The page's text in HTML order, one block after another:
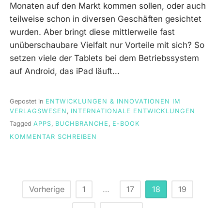
Monaten auf den Markt kommen sollen, oder auch
teilweise schon in diversen Geschäften gesichtet
wurden. Aber bringt diese mittlerweile fast
unüberschaubare Vielfalt nur Vorteile mit sich? So
setzen viele der Tablets bei dem Betriebssystem
auf Android, das iPad läuft…
Gepostet in ENTWICKLUNGEN & INNOVATIONEN IM
VERLAGSWESEN , INTERNATIONALE ENTWICKLUNGEN
Tagged APPS, BUCHBRANCHE , E-BOOK
KOMMENTAR SCHREIBEN
Beitragsnavigation
Vorherige 1 … 17 18 19